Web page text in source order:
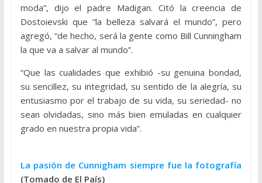
moda”, dijo el padre Madigan. Citó la creencia de
Dostoievski que “la belleza salvará el mundo”, pero
agregó, “de hecho, será la gente como Bill Cunningham
la que va a salvar al mundo”.
“Que las cualidades que exhibió -su genuina bondad,
su sencillez, su integridad, su sentido de la alegría, su
entusiasmo por el trabajo de su vida, su seriedad- no
sean olvidadas, sino más bien emuladas en cualquier
grado en nuestra propia vida”.
La pasión de Cunnigham siempre fue la fotografía
(Tomado de El País)